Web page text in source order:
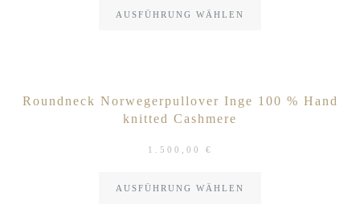
AUSFÜHRUNG WÄHLEN
Roundneck Norwegerpullover Inge 100 % Hand
knitted Cashmere
1.500,00 €
AUSFÜHRUNG WÄHLEN